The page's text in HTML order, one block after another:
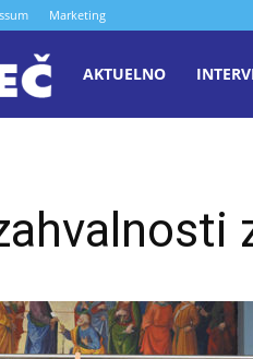
Marketing
Naša
Zenica
AKTUELNO